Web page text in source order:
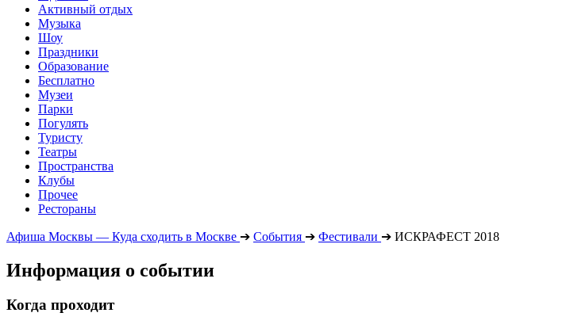
Активный отдых
Музыка
Шоу
Праздники
Образование
Бесплатно
Музеи
Парки
Погулять
Туристу
Театры
Пространства
Клубы
Прочее
Рестораны
Афиша Москвы — Куда сходить в Москве ➔ События ➔ Фестивали ➔ ИСКРАФЕСТ 2018
Информация о событии
Когда проходит